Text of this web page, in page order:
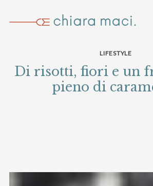
LIFESTYLE
Di risotti, fiori e un
pieno di